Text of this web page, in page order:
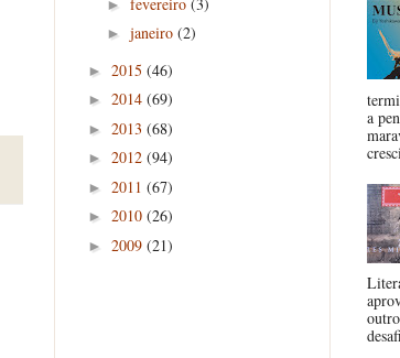
►
► janeiro (2)
► 2015 (46)
► 2014 (69)
► 2013 (68)
► 2012 (94)
► 2011 (67)
► 2010 (26)
► 2009 (21)
a